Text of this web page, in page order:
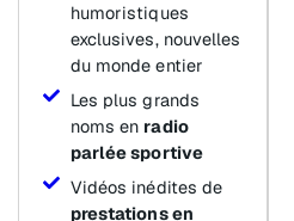
humoristiques
exclusives, nouvelles
du monde entier
Les plus grands
noms en radio
parlée sportive
Vidéos inédites de
prestations en